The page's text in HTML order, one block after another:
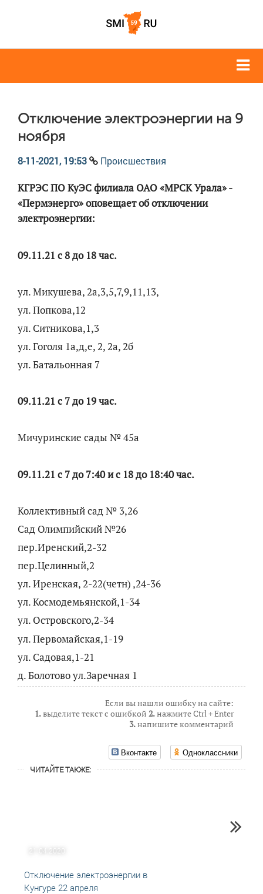
Отключение электроэнергии на 9
ноября
8-11-2021, 19:53 Происшествия
КГРЭС ПО КуЭС филиала ОАО «МРСК Урала» -
«Пермэнерго» оповещает об отключении
электроэнергии:
09.11.21 с 8 до 18 час.
ул. Микушева, 2а,3,5,7,9,11,13,
ул. Попкова,12
ул. Ситникова,1,3
ул. Гоголя 1а,д,е, 2, 2а, 2б
ул. Батальонная 7
09.11.21 с 7 до 19 час.
Мичуринские сады № 45а
09.11.21 с 7 до 7:40 и с 18 до 18:40 час.
Коллективный сад № 3,26
Сад Олимпийский №26
пер.Иренский,2-32
пер.Целинный,2
ул. Иренская, 2-22(четн) ,24-36
ул. Космодемьянской,1-34
ул. Островского,2-34
ул. Первомайская,1-19
ул. Садовая,1-21
д. Болотово ул.Заречная 1
Если вы нашли ошибку на сайте:
1.выделите текст с ошибкой 2.нажмите Ctrl + Enter
3.напишите комментарий
Вконтакте Одноклассники
ЧИТАЙТЕ ТАКЖЕ:
21.04.2020
Отключение электроэнергии в
Кунгуре 22 апреля